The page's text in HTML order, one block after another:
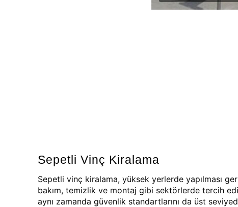
Sepetli Vinç Kiralama
Sepetli vinç kiralama, yüksek yerlerde yapılması
bakım, temizlik ve montaj gibi sektörlerde tercih
aynı zamanda güvenlik standartlarını da üst